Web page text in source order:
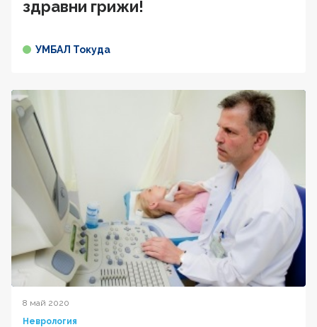
здравни грижи!
УМБАЛ Токуда
8 май 2020
Неврология